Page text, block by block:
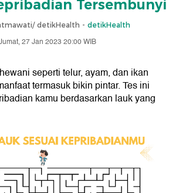
Tersembunyi
detikHealth - detikHealth
27 Jan 2023 20:00 WIB
seperti telur, ayam, dan ikan
termasuk bikin pintar. Tes ini
kamu berdasarkan lauk yang